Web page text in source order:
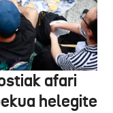
afari
helegite